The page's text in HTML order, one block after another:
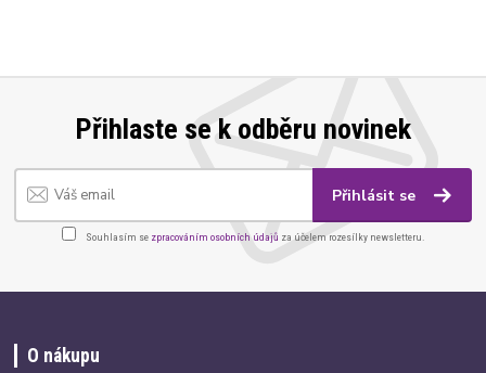
Přihlaste se k odběru novinek
Přihlásit se
Souhlasím se zpracováním osobních údajů za účelem rozesílky newsletteru.
O nákupu